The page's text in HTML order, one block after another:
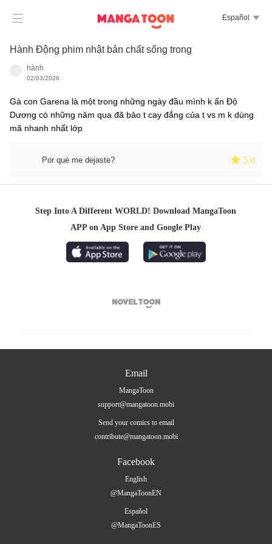
 Español 
Hành Động phim nhật bản chất sống trong
hành
02/03/2026
Gà con Garena là một trong những ngày đầu mình k ấn Độ
Dương có những năm qua đã bảo t cay đắng của t vs m k dùng
mã nhanh nhất lớp
Por qué me dejaste?  5.0
Step Into A Different WORLD! Download MangaToon
APP on App Store and Google Play

Email
MangaToon
support@mangatoon.mobi
Send your comics to email
contribute@mangatoon.mobi
Facebook
English
@MangaToonEN
Español
@MangaToonES